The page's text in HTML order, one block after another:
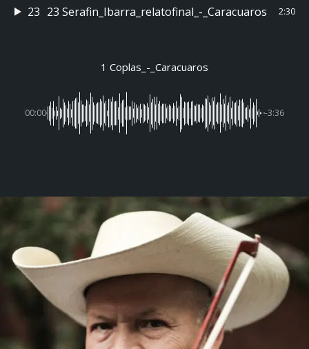
23 23 Serafin_Ibarra_relatofinal_-_Caracuaros 2:30
1 Coplas_-_Caracuaros
00:00 -3:36